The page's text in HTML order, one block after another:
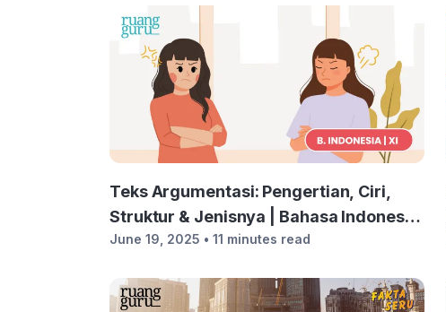
Teks Argumentasi: Pengertian, Ciri,
Struktur & Jenisnya | Bahasa Indonesia
Kelas 11
June 19, 2025 • 11 minutes read